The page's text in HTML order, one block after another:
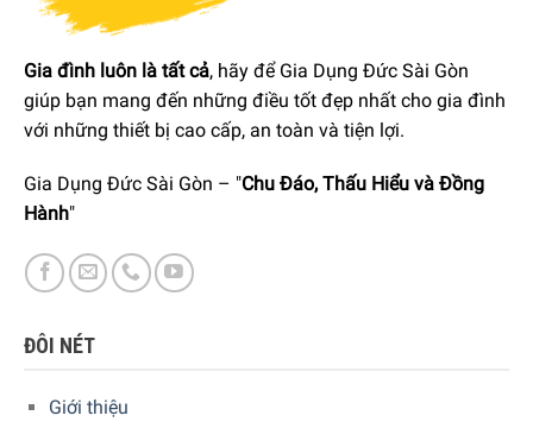
Gia đình luôn là tất cả, hãy để Gia Dụng Đức Sài Gòn
giúp bạn mang đến những điều tốt đẹp nhất cho gia đình
với những thiết bị cao cấp, an toàn và tiện lợi.
Gia Dụng Đức Sài Gòn – "Chu Đáo, Thấu Hiểu và Đồng
Hành"
ĐÔI NÉT
Giới thiệu